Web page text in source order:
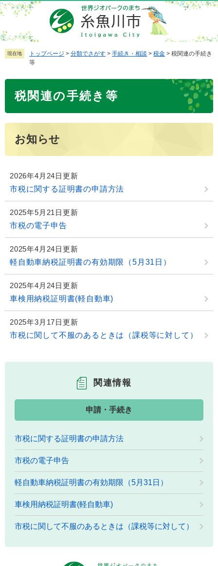
ペ
ー
ジ
の
先
メ
ニ
ュ
ー
を
本
文
現在地 トップページ > 分類でさがす > 手続き・相談 > 税金 > 税関連の手続き
等
税関連の手続き等
お知らせ
2026年4月24日更新
市税に関する証明書の申請方法
2025年5月21日更新
市税の電子申告
2025年4月24日更新
軽自動車納税証明書の有効期限（5月31日）
2025年4月24日更新
車検用納税証明書(軽自動車)
2025年3月17日更新
市税に関して不服のあるときは（課税等に対して）
関連情報
申請・手続き
市税に関する証明書の申請方法
市税の電子申告
軽自動車納税証明書の有効期限（5月31日）
車検用納税証明書(軽自動車)
市税に関して不服のあるときは（課税等に対して）